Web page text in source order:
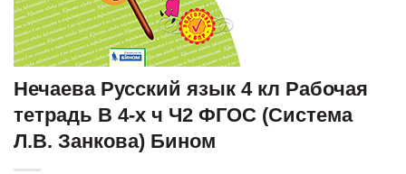
Нечаева Русский язык 4 кл Рабочая
тетрадь В 4-х ч Ч2 ФГОС (Система
Л.В. Занкова) Бином